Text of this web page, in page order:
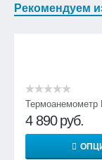
Рекомендуем
Термоанемометр
4 890 руб.